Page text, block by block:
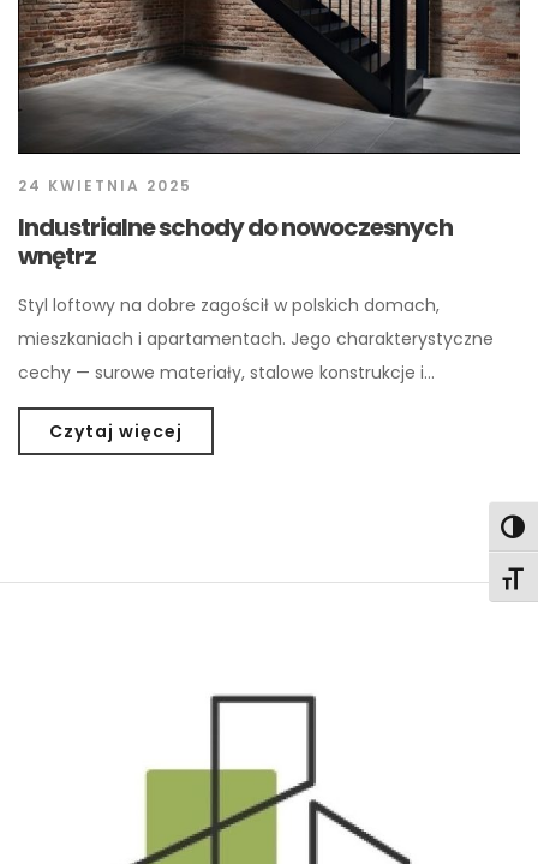
24 KWIETNIA 2025
Industrialne schody do nowoczesnych
wnętrz
Styl loftowy na dobre zagościł w polskich domach,
mieszkaniach i apartamentach. Jego charakterystyczne
cechy — surowe materiały, stalowe konstrukcje i…
Czytaj więcej